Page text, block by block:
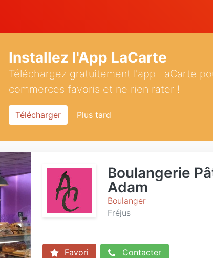
Installez l'App LaCarte
Téléchargez gratuitement l'app LaCarte
commerces favoris et ne rien rater !
Télécharger Plus tard
Boulangerie
Adam
Boulanger
Fréjus
Favori Contacter